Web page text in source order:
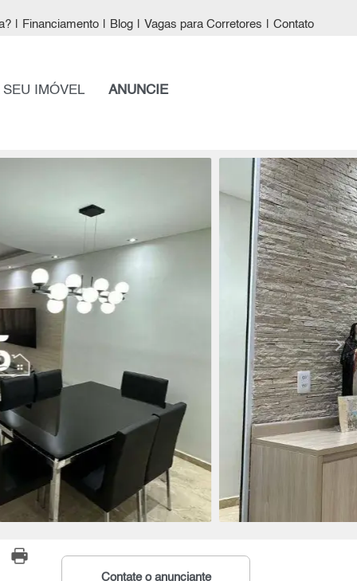
Financiamento Blog Vagas para Corretores Contato
IMÓVEL ANUNCIE
Contate o anunciante